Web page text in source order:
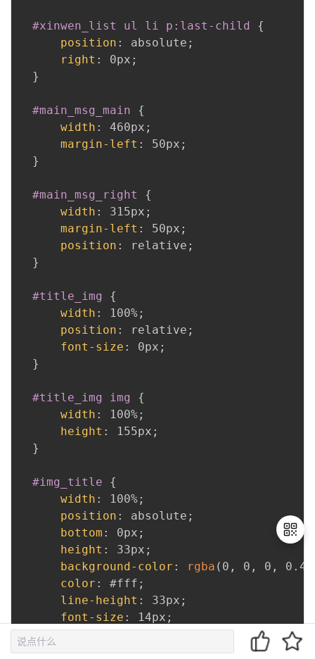
#xinwen_list ul li p:last-child
{
position : absolute ;
right : 0px ;
}
#main_msg_main
{
width : 460px ;
margin-left : 50px ;
}
#main_msg_right
{
width : 315px ;
margin-left : 50px ;
position : relative ;
}
#title_img
{
width : 100%;
position : relative ;
font-size : 0px ;
}
#title_img img
{
width : 100%;
height : 155px ;
}
#img_title
{
width : 100%;
position : absolute ;
bottom : 0px ;
height : 33px ;
background-color : rgba ( 0 , 0 , 0 ,
color : #fff ;
line-height : 33px ;
font-size : 14px ;
}